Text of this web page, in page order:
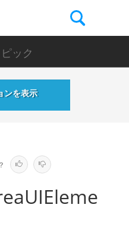
ック
ンを表示